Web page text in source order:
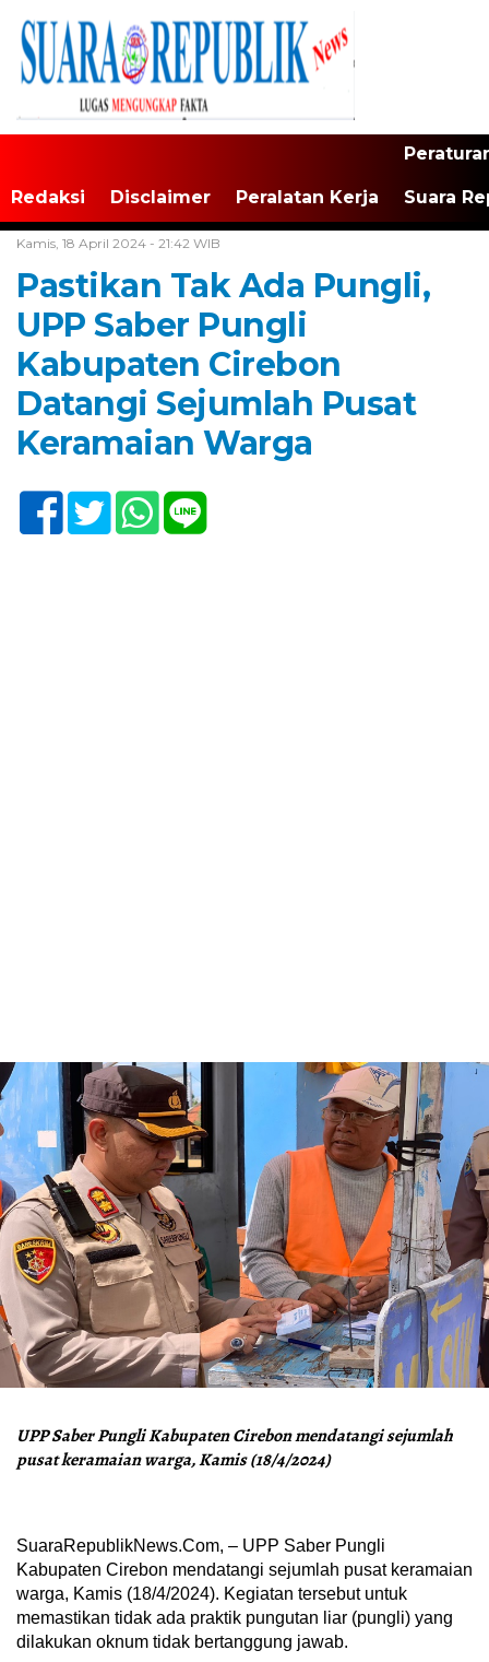
Redaksi Disclaimer Peralatan Kerja Suara
Kamis, 18 April 2024 - 21:42 WIB
Pastikan Tak Ada Pungli,
UPP Saber Pungli
Kabupaten Cirebon
Datangi Sejumlah Pusat
Keramaian Warga
UPP Saber Pungli Kabupaten Cirebon mendatangi sejumlah
pusat keramaian warga, Kamis (18/4/2024)
SuaraRepublikNews.Com, – UPP Saber Pungli
Kabupaten Cirebon mendatangi sejumlah pusat keramaian
warga, Kamis (18/4/2024). Kegiatan tersebut untuk
memastikan tidak ada praktik pungutan liar (pungli) yang
dilakukan oknum tidak bertanggung jawab.